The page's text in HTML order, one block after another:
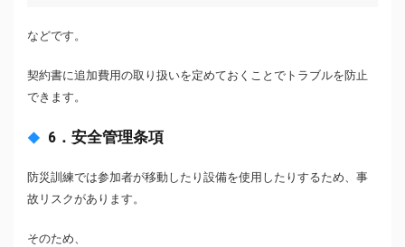
などです。
契約書に追加費用の取り扱いを定めておくことでトラブルを防止
できます。
6．安全管理条項
防災訓練では参加者が移動したり設備を使用したりするため、事
故リスクがあります。
そのため、